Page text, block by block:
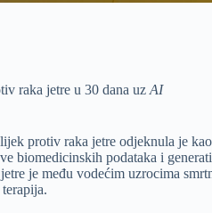
raka jetre u 30 dana uz AI
protiv raka jetre odjeknula je
biomedicinskih podataka i
je među vodećim uzrocima